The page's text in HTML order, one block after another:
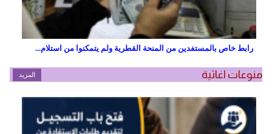
رابط خاص بالمستفدين من المنحة القطرية ولم يتمكنوا من استلام...
منوعات اغاثية المزيد